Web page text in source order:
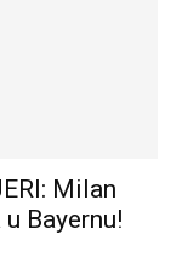
Milan
Bayernu!